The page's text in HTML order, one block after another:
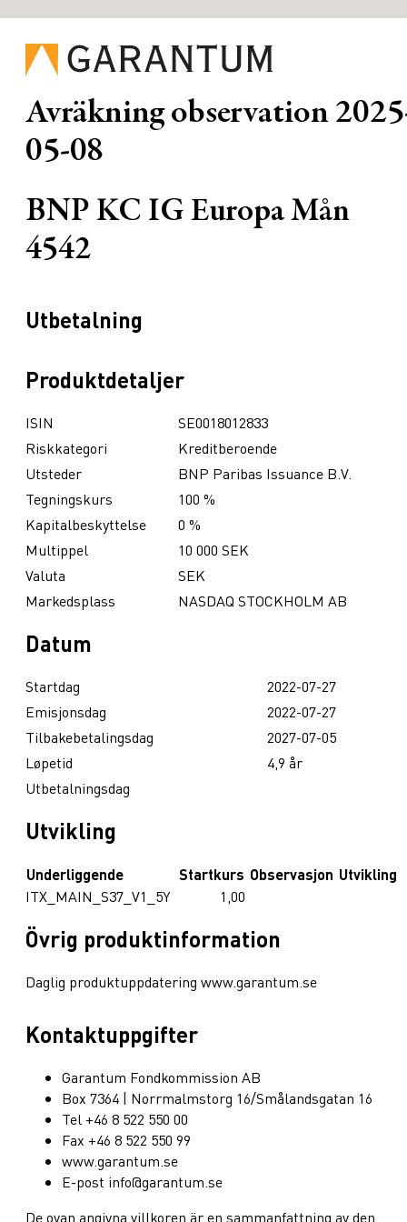
Avräkning observation
05-08
BNP KC IG Europa Mån
4542
Utbetalning
Produktdetaljer
ISIN
SE0018012833
Riskkategori
Kreditberoende
Utsteder
BNP Paribas Issuance B.V.
Tegningskurs
100 %
Kapitalbeskyttelse
0 %
Multippel
10 000 SEK
Valuta
SEK
Markedsplass
NASDAQ STOCKHOLM AB
Datum
Startdag
2022-07-27
Emisjonsdag
2022-07-27
Tilbakebetalingsdag
2027-07-05
Løpetid
4,9 år
Utbetalningsdag
Utvikling
Underliggende Startkurs Observasjon Utvikling
ITX_MAIN_S37_V1_5Y
1,00
Övrig produktinformation
Daglig produktuppdatering www.garantum.se
Kontaktuppgifter
Garantum Fondkommission AB
Box 7364 | Norrmalmstorg 16/Smålandsgatan 16
Tel +46 8 522 550 00
Fax +46 8 522 550 99
www.garantum.se
E-post info@garantum.se
De ovan angivna villkoren är en sammanfattning av den